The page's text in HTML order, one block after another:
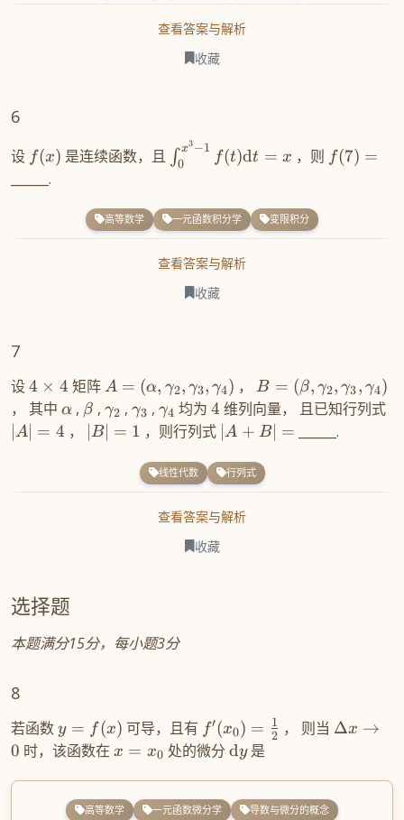
查看答案与解析
收藏
6
设 f(x) 是连续函数，且 ∫0
x3−1
f(t)dt = x ，则 f(7) =
______.
高等数学 一元函数积分学 变限积分
查看答案与解析
收藏
7
设4 × 4 矩阵 A = (α, γ2, γ3, γ4) ，B = (β, γ2, γ3, γ4)
， 其中 α , β ,γ2 ,γ3 ,γ4 均为4 维列向量， 且已知行列式
A = 4 ， B∣ = 1 ，则行列式 ∣A + B = ______.
线性代数 行列式
查看答案与解析
收藏
选择题
本题满分15分，每小题3分
8
若函数 y = f(x) 可导，且有 f′(x0) = 2
1 ， 则当 Δx →
0 时，该函数在 x = x0 处的微分 dy是
高等数学 一元函数微分学 导数与微分的概念